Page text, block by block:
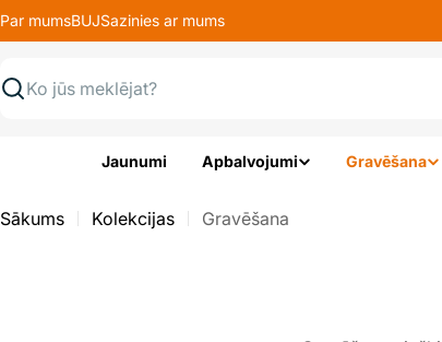
Pāriet
uz
Par mumsBUJSazinies ar mums
Meklēt
Jaunumi Apbalvojumi Gravēšana
Sākums Kolekcijas Gravēšana